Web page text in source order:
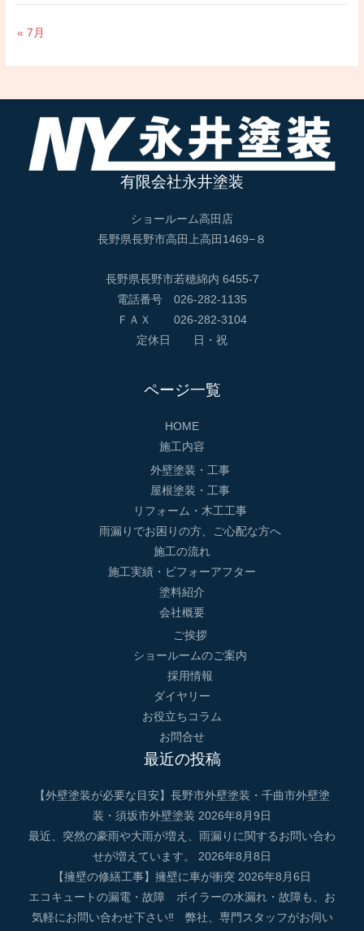
« 7月
有限会社永井塗装
ショールーム高田店
長野県長野市高田上高田1469−８
長野県長野市若穂綿内 6455-7
電話番号 026-282-1135
ＦＡＸ 026-282-3104
定休日 日・祝
ページ一覧
HOME
施工内容
外壁塗装・工事
屋根塗装・工事
リフォーム・木工工事
雨漏りでお困りの方、ご心配な方へ
施工の流れ
施工実績・ビフォーアフター
塗料紹介
会社概要
ご挨拶
ショールームのご案内
採用情報
ダイヤリー
お役立ちコラム
お問合せ
最近の投稿
【外壁塗装が必要な目安】長野市外壁塗装・千曲市外壁塗
装・須坂市外壁塗装 2026年8月9日
最近、突然の豪雨や大雨が増え、雨漏りに関するお問い合わ
せが増えています。
2026年8月8日
【擁壁の修繕工事】擁壁に車が衝突 2026年8月6日
エコキュートの漏電・故障 ボイラーの水漏れ・故障も、お
気軽にお問い合わせ下さい‼ 弊社、専門スタッフがお伺い